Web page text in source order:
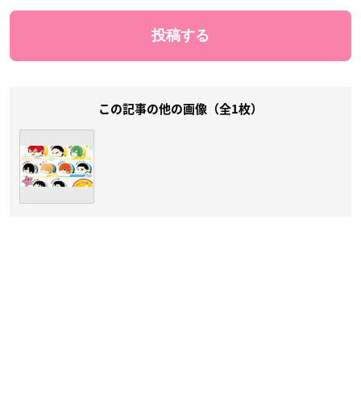
この記事の他の画像（全1枚）